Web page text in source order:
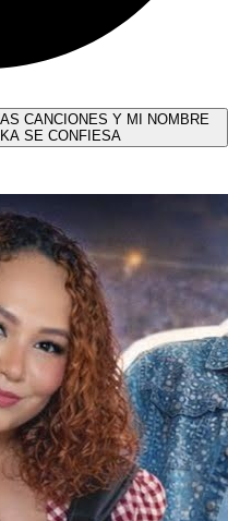
CANCIONES Y MI NOMBRE
SE CONFIESA​